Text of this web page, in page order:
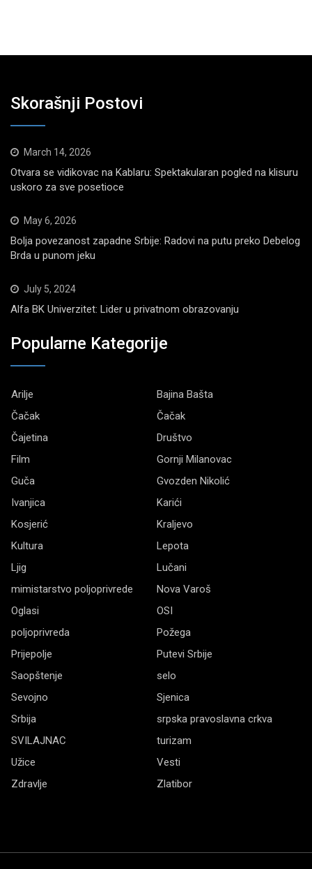
Skorašnji Postovi
March 14, 2026
Otvara se vidikovac na Kablaru: Spektakularan pogled na klisuru
uskoro za sve posetioce
May 6, 2026
Bolja povezanost zapadne Srbije: Radovi na putu preko Debelog
Brda u punom jeku
July 5, 2024
Alfa BK Univerzitet: Lider u privatnom obrazovanju
Popularne Kategorije
Arilje
Bajina Bašta
Čačak
Čačak
Čajetina
Društvo
Film
Gornji Milanovac
Guča
Gvozden Nikolić
Ivanjica
Karići
Kosjerić
Kraljevo
Kultura
Lepota
Ljig
Lučani
mimistarstvo poljoprivrede
Nova Varoš
Oglasi
OSI
poljoprivreda
Požega
Prijepolje
Putevi Srbije
Saopštenje
selo
Sevojno
Sjenica
Srbija
srpska pravoslavna crkva
SVILAJNAC
turizam
Užice
Vesti
Zdravlje
Zlatibor